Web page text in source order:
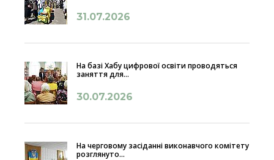
31.07.2026
На базі Хабу цифрової освіти проводяться
заняття для...
30.07.2026
На черговому засіданні виконавчого комітету
розглянуто...